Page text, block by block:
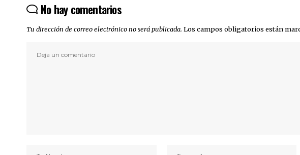
No hay comentarios
Tu dirección de correo electrónico no será publicada. Los campos obligatorios están